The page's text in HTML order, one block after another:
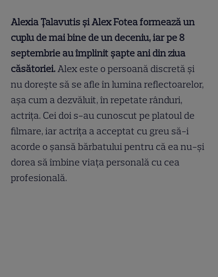
Alexia Țalavutis și Alex Fotea formează un
cuplu de mai bine de un deceniu, iar pe 8
septembrie au împlinit șapte ani din ziua
căsătoriei. Alex este o persoană discretă și
nu dorește să se afle în lumina reflectoarelor,
așa cum a dezvăluit, în repetate rânduri,
actrița. Cei doi s-au cunoscut pe platoul de
filmare, iar actrița a acceptat cu greu să-i
acorde o șansă bărbatului pentru că ea nu-și
dorea să îmbine viața personală cu cea
profesională.